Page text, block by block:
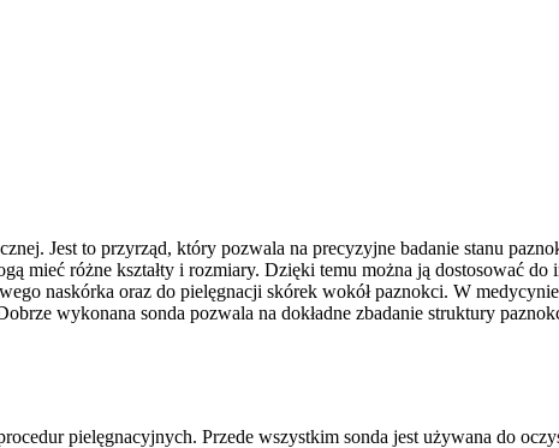
Jest to przyrząd, który pozwala na precyzyjne badanie stanu
mieć różne kształty i rozmiary. Dzięki temu można ją dostosować
naskórka oraz do pielęgnacji skórek wokół paznokci. W
wykonana sonda pozwala na dokładne zbadanie struktury
pielęgnacyjnych. Przede wszystkim sonda jest używana do